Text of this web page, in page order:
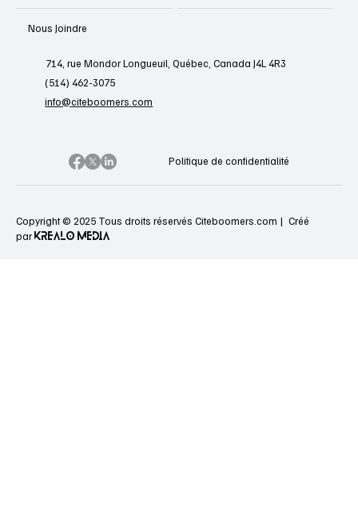
Nous Joindre
714, rue Mondor Longueuil, Québec, Canada J4L 4R3
(514) 462-3075
info@citeboomers.com
Politique de confidentialité
Copyright © 2025 Tous droits réservés Citeboomers.com | Créé
par KREALO MEDIA